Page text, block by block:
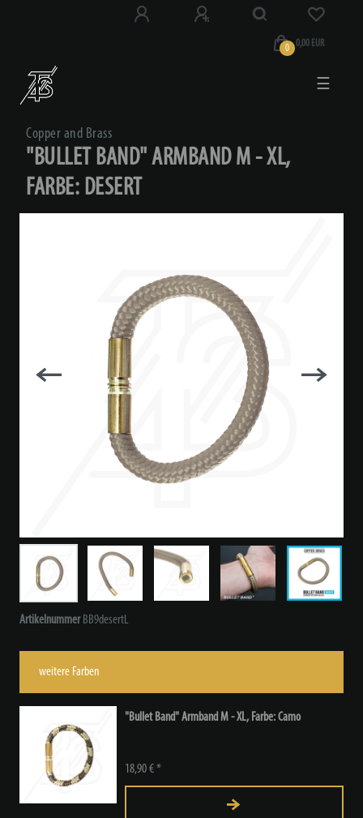
0 0,00 EUR
☰
Copper and Brass
"BULLET BAND" ARMBAND M - XL,
FARBE: DESERT
Artikelnummer BB9desertL
weitere Farben
"Bullet Band" Armband M - XL, Farbe: Camo
18,90 € *